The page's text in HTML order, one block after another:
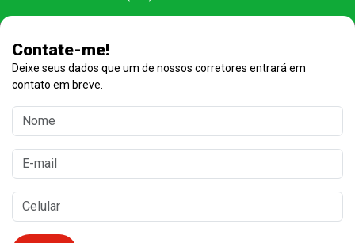
Contate-me!
Deixe seus dados que um de nossos corretores entrará em
contato em breve.